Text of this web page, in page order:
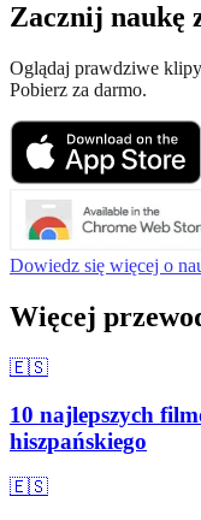
Zacznij naukę
Oglądaj prawdziwe
Pobierz za darmo.
Dowiedz się więcej o
Więcej
🇪🇸
10 najlepszych
hiszpańskiego
🇪🇸